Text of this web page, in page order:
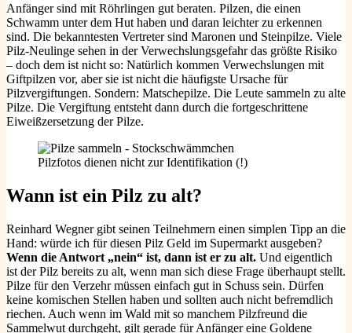
Anfänger sind mit Röhrlingen gut beraten. Pilzen, die einen
Schwamm unter dem Hut haben und daran leichter zu erkennen
sind. Die bekanntesten Vertreter sind Maronen und Steinpilze. Viele
Pilz-Neulinge sehen in der Verwechslungsgefahr das größte Risiko
– doch dem ist nicht so: Natürlich kommen Verwechslungen mit
Giftpilzen vor, aber sie ist nicht die häufigste Ursache für
Pilzvergiftungen. Sondern: Matschepilze. Die Leute sammeln zu alte
Pilze. Die Vergiftung entsteht dann durch die fortgeschrittene
Eiweißzersetzung der Pilze.
Pilzfotos dienen nicht zur Identifikation (!)
Wann ist ein Pilz zu alt?
Reinhard Wegner gibt seinen Teilnehmern einen simplen Tipp an die
Hand: würde ich für diesen Pilz Geld im Supermarkt ausgeben?
Wenn die Antwort „nein“ ist, dann ist er zu alt. Und eigentlich
ist der Pilz bereits zu alt, wenn man sich diese Frage überhaupt stellt.
Pilze für den Verzehr müssen einfach gut in Schuss sein. Dürfen
keine komischen Stellen haben und sollten auch nicht befremdlich
riechen. Auch wenn im Wald mit so manchem Pilzfreund die
Sammelwut durchgeht, gilt gerade für Anfänger eine Goldene